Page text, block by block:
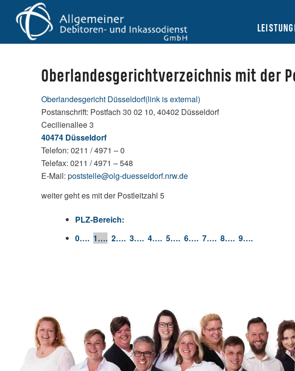
Oberlandesgerichtverzeichnis mit der
Oberlandesgericht Düsseldorf(link is external)
Postanschrift: Postfach 30 02 10, 40402 Düsseldorf
Cecilienallee 3
40474 Düsseldorf
Telefon: 0211 / 4971 – 0
Telefax: 0211 / 4971 – 548
E-Mail: poststelle@olg-duesseldorf.nrw.de
weiter geht es mit der Postleitzahl 5
PLZ-Bereich:
0…. 1…. 2…. 3…. 4…. 5…. 6…. 7…. 8…. 9….